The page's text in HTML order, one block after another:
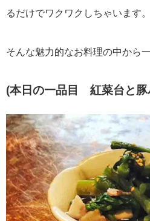
るだけでワクワクしちゃいます。
そんな魅力的なお料理の中から
(本日の一品目 紅菜台と豚